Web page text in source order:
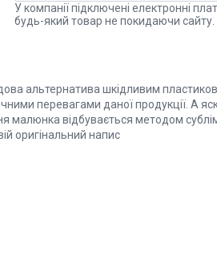
У компанії підключені електронні
будь-який товар не покидаючи сайту.
альтернатива шкідливим
перевагами даної продукції. А
малюнка відбувається методом
оригінальний напис